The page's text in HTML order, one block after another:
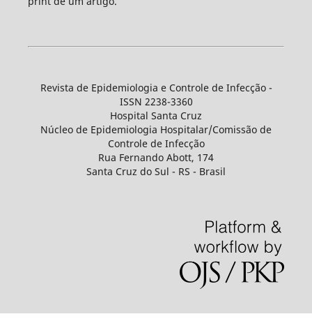
Revista de Epidemiologia e Controle de Infecção -
ISSN 2238-3360
Hospital Santa Cruz
Núcleo de Epidemiologia Hospitalar/Comissão de
Controle de Infecção
Rua Fernando Abott, 174
Santa Cruz do Sul - RS - Brasil